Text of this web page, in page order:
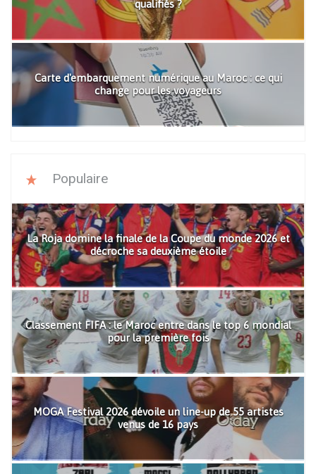
qualifiés ?
Carte d'embarquement numérique au Maroc : ce qui
change pour les voyageurs
Populaire
La Roja domine la finale de la Coupe du monde 2026 et
décroche sa deuxième étoile
Classement FIFA : le Maroc entre dans le top 6 mondial
pour la première fois
MOGA Festival 2026 dévoile un line-up de 55 artistes
venus de 16 pays